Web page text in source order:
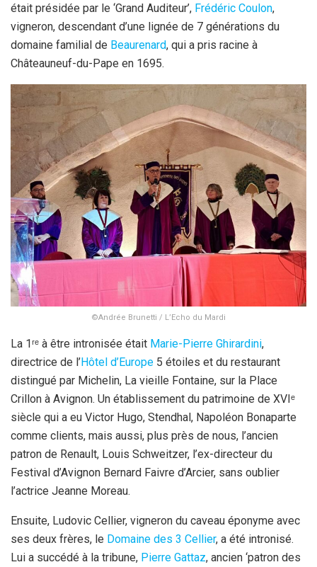
était présidée par le ‘Grand Auditeur’, Frédéric Coulon,
vigneron, descendant d’une lignée de 7 générations du
domaine familial de Beaurenard, qui a pris racine à
Châteauneuf-du-Pape en 1695.
©Andrée Brunetti / L’Echo du Mardi
La 1ʳᵉ à être intronisée était Marie-Pierre Ghirardini,
directrice de l’Hôtel d’Europe 5 étoiles et du restaurant
distingué par Michelin, La vieille Fontaine, sur la Place
Crillon à Avignon. Un établissement du patrimoine de XVIᵉ
siècle qui a eu Victor Hugo, Stendhal, Napoléon Bonaparte
comme clients, mais aussi, plus près de nous, l’ancien
patron de Renault, Louis Schweitzer, l’ex-directeur du
Festival d’Avignon Bernard Faivre d’Arcier, sans oublier
l’actrice Jeanne Moreau.
Ensuite, Ludovic Cellier, vigneron du caveau éponyme avec
ses deux frères, le Domaine des 3 Cellier, a été intronisé.
Lui a succédé à la tribune, Pierre Gattaz, ancien ‘patron des